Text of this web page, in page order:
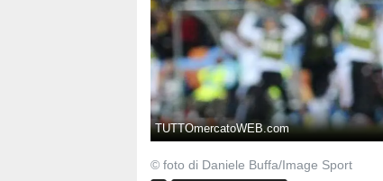
TUTTOmercatoWEB.com
© foto di Daniele Buffa/Image Sport